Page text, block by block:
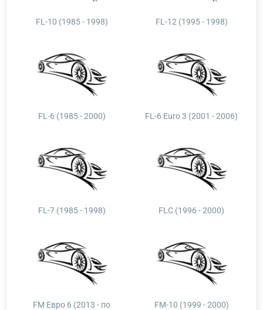
FL-10 (1985 - 1998) FL-12 (1995 - 1998)
FL-6 (1985 - 2000) FL-6 Euro 3 (2001 - 2006)
FL-7 (1985 - 1998) FLC (1996 - 2000)
FM Евро 6 (2013 - по
FM-10 (1999 - 2000)